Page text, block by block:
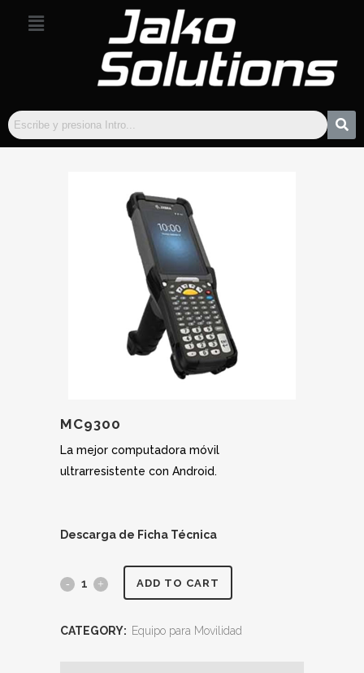
MC9300
La mejor computadora móvil
ultrarresistente con Android.
Descarga de Ficha Técnica
ADD TO CART
CATEGORY: Equipo para Movilidad